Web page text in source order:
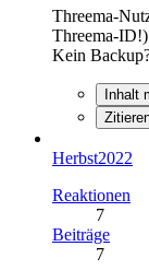
Threema-
Threema-ID!)
Kein
Inhalt
Herbst2022
Reaktionen
7
Beiträge
7